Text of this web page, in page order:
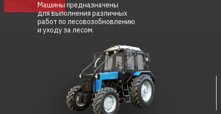
Машины предназначены
для выполнения различных
работ по лесовозобновлению
и уходу за лесом.